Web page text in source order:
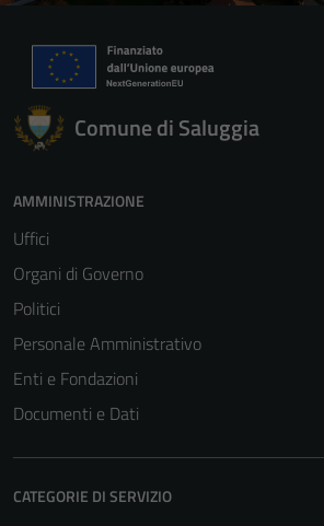
Comune di Saluggia
AMMINISTRAZIONE
Uffici
Organi di Governo
Politici
Personale Amministrativo
Enti e Fondazioni
Documenti e Dati
CATEGORIE DI SERVIZIO